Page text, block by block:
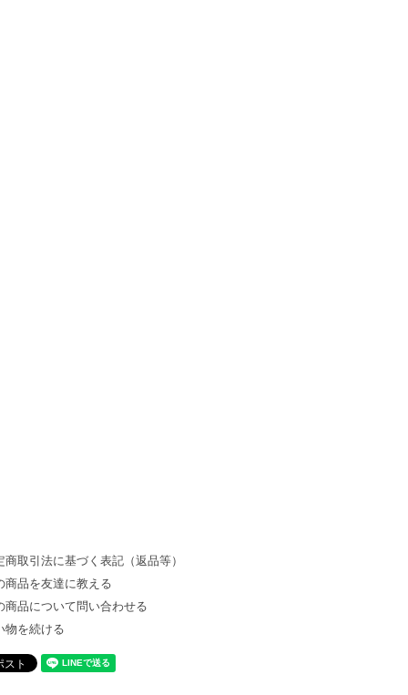
商取引法に基づく表記（返品等）
商品を友達に教える
商品について問い合わせる
物を続ける